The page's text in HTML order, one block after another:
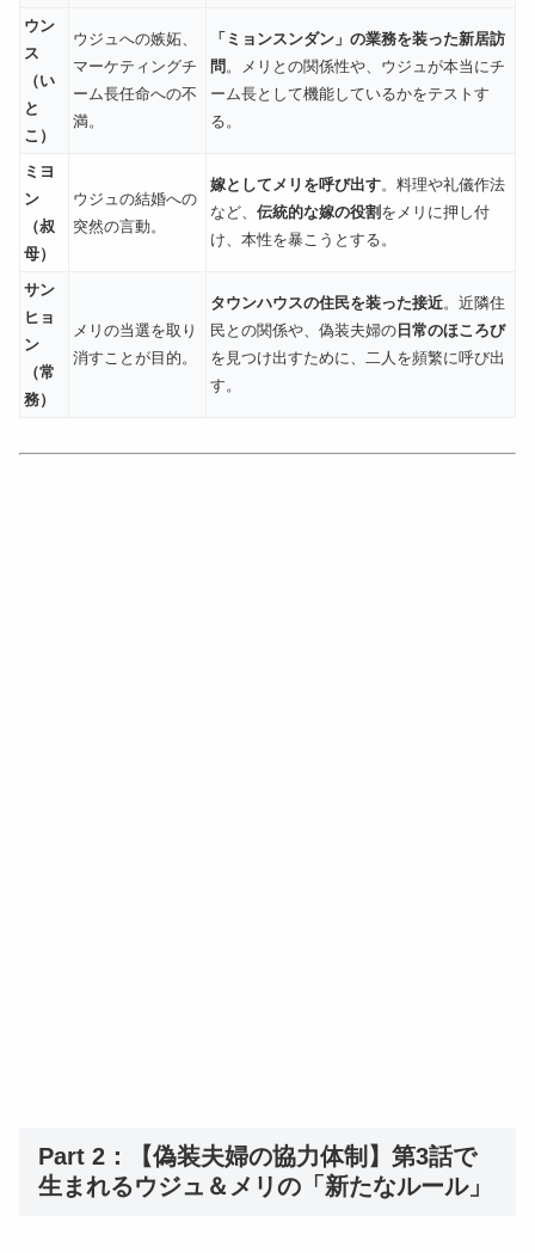
ウン
ス
（い
と
こ）
ウジュへの嫉妬、
マーケティングチ
ーム長任命への不
満。
「ミョンスンダン」の業務を装った新居訪
問。メリとの関係性や、ウジュが本当にチ
ーム長として機能しているかをテストす
る。
ミヨ
ン
（叔
母）
ウジュの結婚への
突然の言動。
嫁としてメリを呼び出す。料理や礼儀作法
など、 伝統的な嫁の役割 をメリに押し付
け、本性を暴こうとする。
サン
ヒョ
ン
（常
務）
メリの当選を取り
消すことが目的。
タウンハウスの住民を装った接近。近隣住
民との関係や、偽装夫婦の 日常のほころび
を見つけ出すために、二人を頻繁に呼び出
す。
Part 2：【偽装夫婦の協力体制】第3話で
生まれるウジュ＆メリの「新たなルール」